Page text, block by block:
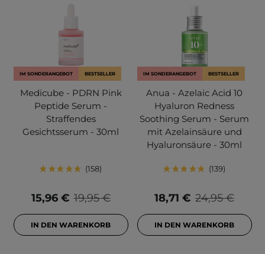
IM SONDERANGEBOT BESTSELLER
Medicube - PDRN Pink
Peptide Serum -
Straffendes
Gesichtsserum - 30ml
158
19,95 €
15,96 €
IN DEN WARENKORB
IM SONDERANGEBOT BESTSELLER
Anua - Azelaic Acid 10
Hyaluron Redness
Soothing Serum - Serum
mit Azelainsäure und
Hyaluronsäure - 30ml
139
24,95 €
18,71 €
IN DEN WARENKORB